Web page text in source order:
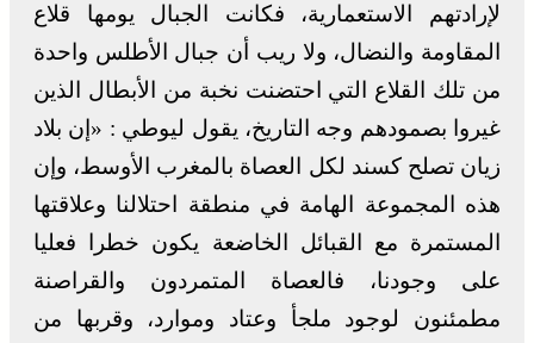
لإرادتهم الاستعمارية، فكانت الجبال يومها قلاع
المقاومة والنضال، ولا ريب أن جبال الأطلس واحدة
من تلك القلاع التي احتضنت نخبة من الأبطال الذين
غيروا بصمودهم وجه التاريخ، يقول ليوطي : «إن بلاد
زيان تصلح كسند لكل العصاة بالمغرب الأوسط، وإن
هذه المجموعة الهامة في منطقة احتلالنا وعلاقتها
المستمرة مع القبائل الخاضعة يكون خطرا فعليا
على وجودنا، فالعصاة المتمردون والقراصنة
مطمئنون لوجود ملجأ وعتاد وموارد، وقربها من